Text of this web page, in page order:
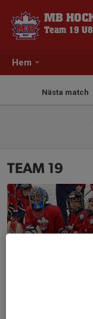
Hem
MB
Team 19
Nästa match
TEAM 19